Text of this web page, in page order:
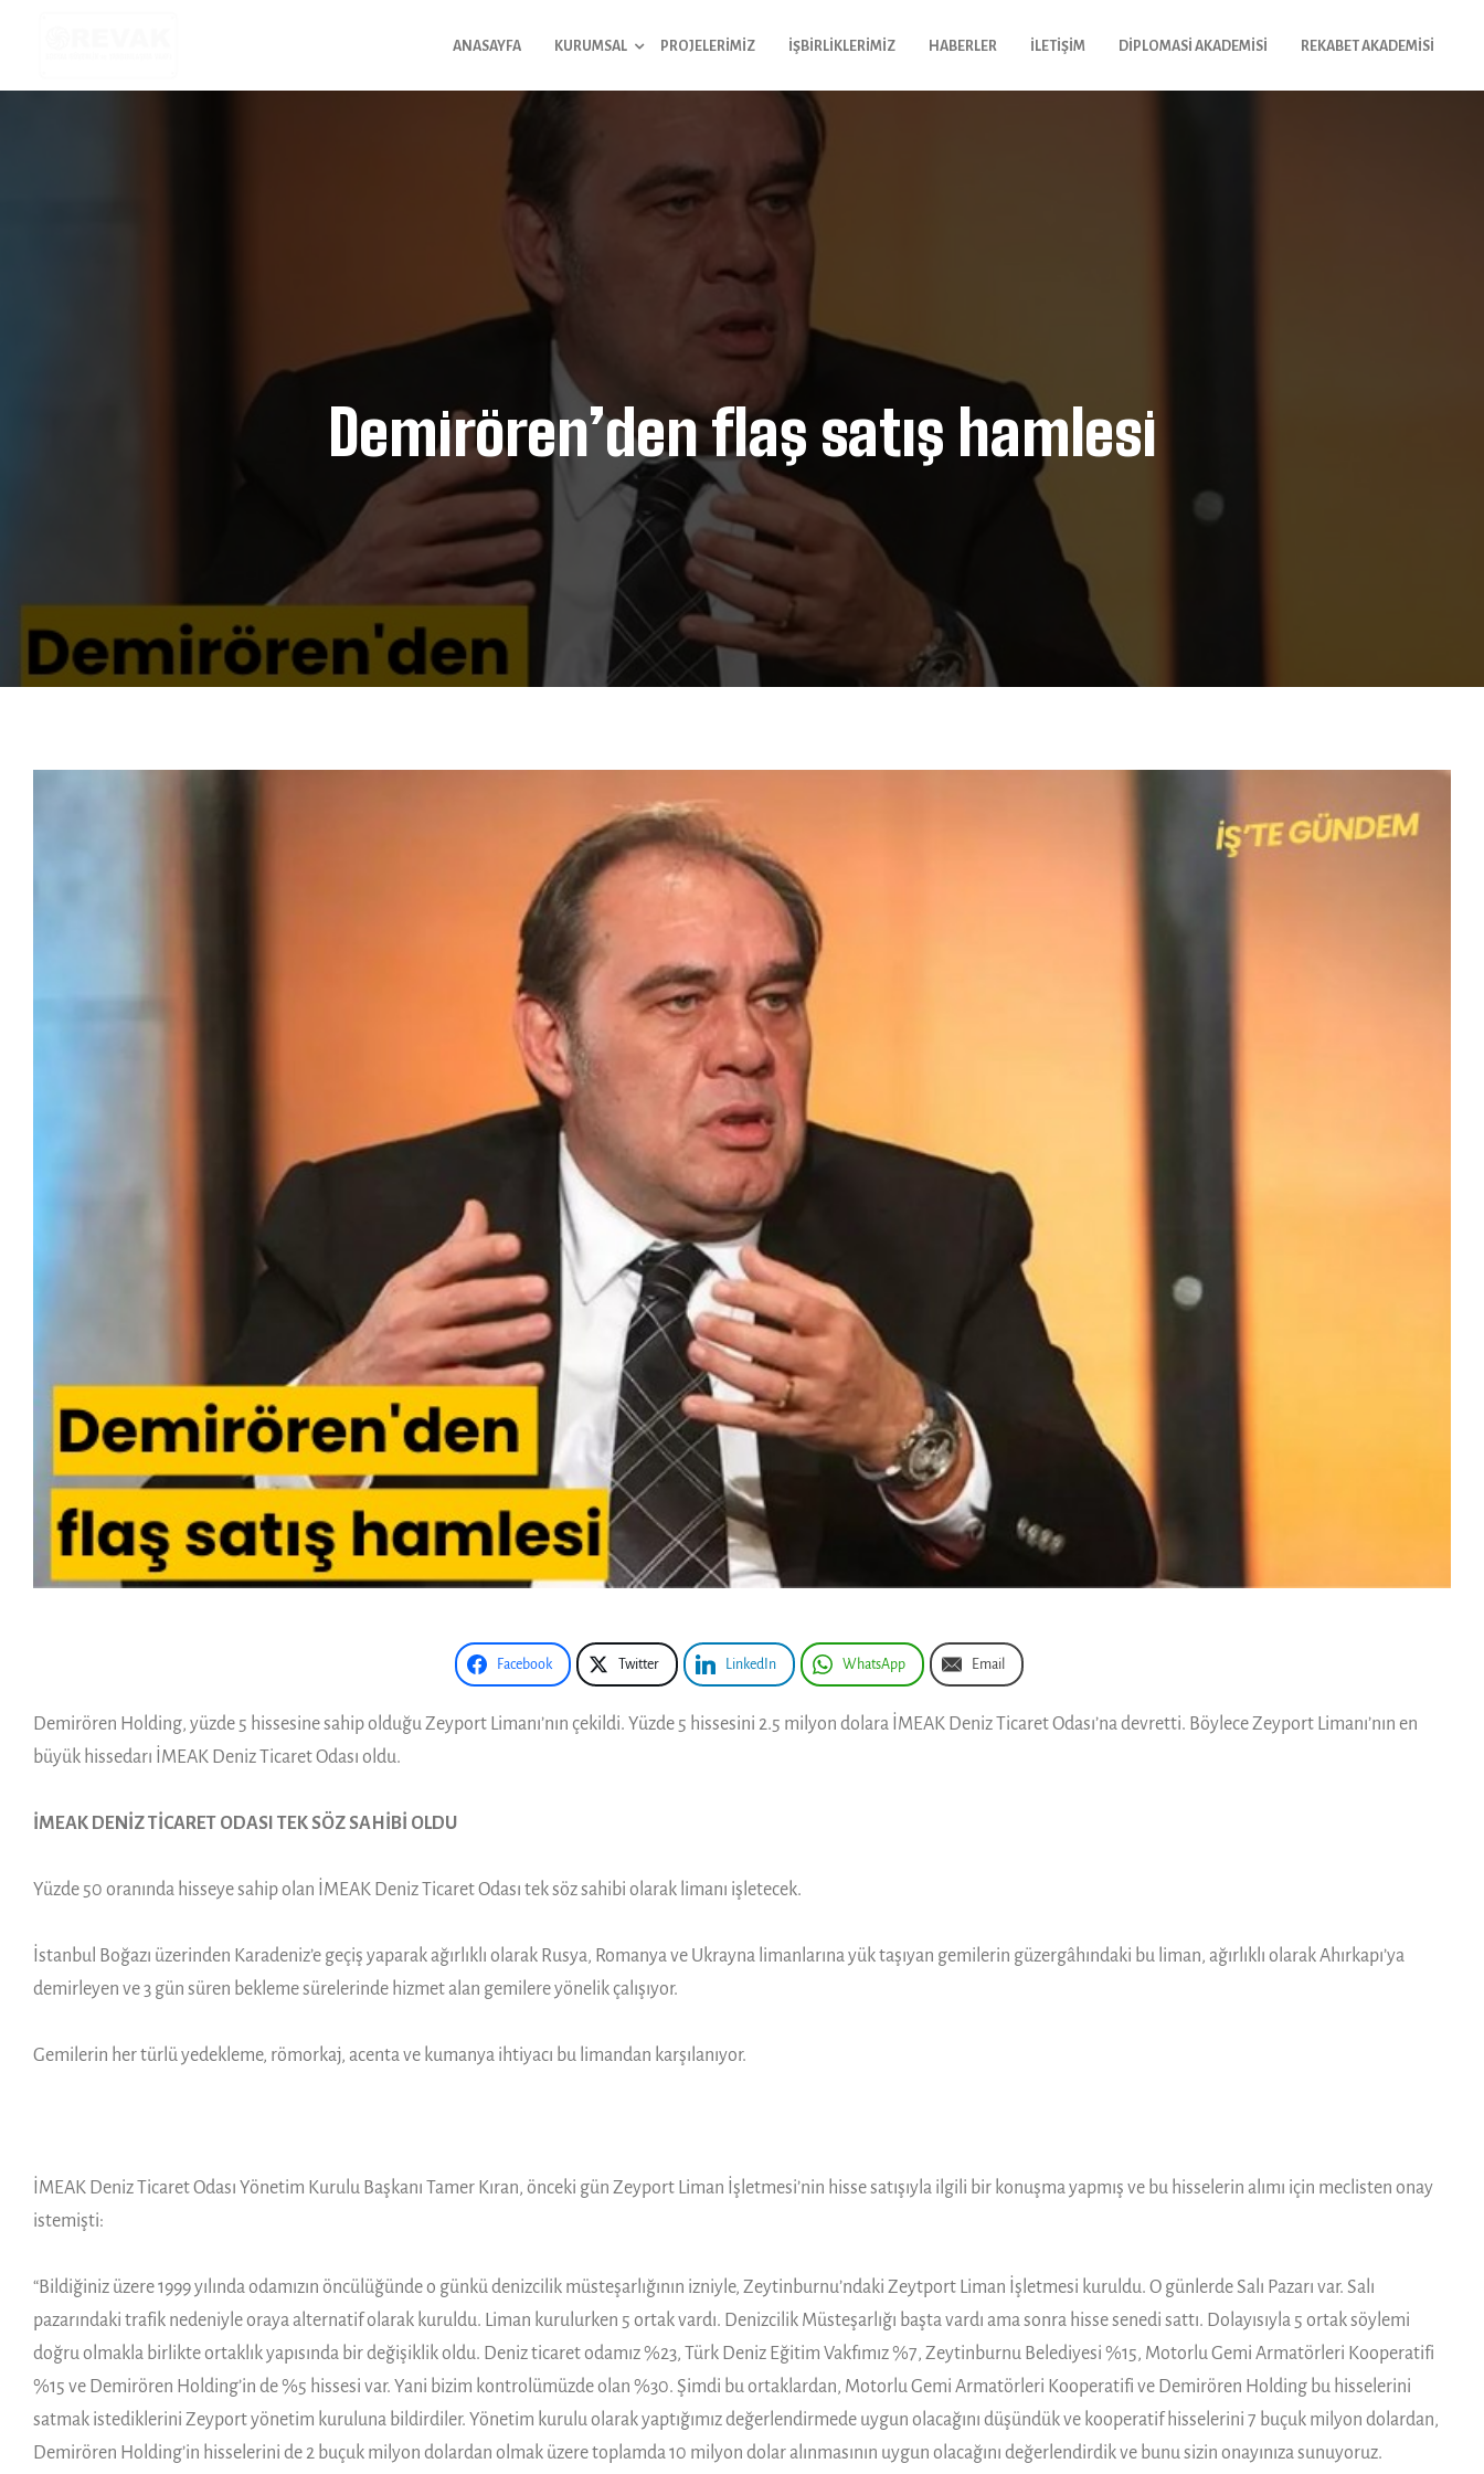
ANASAYFA KURUMSAL PROJELERIMIZ İŞBIRLIKLERIMIZ HABERLER İLETIŞIM DIPLOMASI AKADEMISI REKABET AKADEMISI
Demirören’den flaş satış hamlesi
Facebook Twitter LinkedIn WhatsApp Email
Demirören Holding, yüzde 5 hissesine sahip olduğu Zeyport Limanı’nın çekildi. Yüzde 5 hissesini 2.5 milyon dolara İMEAK Deniz Ticaret Odası’na devretti. Böylece Zeyport Limanı’nın en
büyük hissedarı İMEAK Deniz Ticaret Odası oldu.
İMEAK DENİZ TİCARET ODASI TEK SÖZ SAHİBİ OLDU
Yüzde 50 oranında hisseye sahip olan İMEAK Deniz Ticaret Odası tek söz sahibi olarak limanı işletecek.
İstanbul Boğazı üzerinden Karadeniz’e geçiş yaparak ağırlıklı olarak Rusya, Romanya ve Ukrayna limanlarına yük taşıyan gemilerin güzergâhındaki bu liman, ağırlıklı olarak Ahırkapı’ya
demirleyen ve 3 gün süren bekleme sürelerinde hizmet alan gemilere yönelik çalışıyor.
Gemilerin her türlü yedekleme, römorkaj, acenta ve kumanya ihtiyacı bu limandan karşılanıyor.
İMEAK Deniz Ticaret Odası Yönetim Kurulu Başkanı Tamer Kıran, önceki gün Zeyport Liman İşletmesi’nin hisse satışıyla ilgili bir konuşma yapmış ve bu hisselerin alımı için meclisten onay
istemişti:
“Bildiğiniz üzere 1999 yılında odamızın öncülüğünde o günkü denizcilik müsteşarlığının izniyle, Zeytinburnu’ndaki Zeytport Liman İşletmesi kuruldu. O günlerde Salı Pazarı var. Salı
pazarındaki trafik nedeniyle oraya alternatif olarak kuruldu. Liman kurulurken 5 ortak vardı. Denizcilik Müsteşarlığı başta vardı ama sonra hisse senedi sattı. Dolayısıyla 5 ortak söylemi
doğru olmakla birlikte ortaklık yapısında bir değişiklik oldu. Deniz ticaret odamız %23, Türk Deniz Eğitim Vakfımız %7, Zeytinburnu Belediyesi %15, Motorlu Gemi Armatörleri Kooperatifi
%15 ve Demirören Holding’in de %5 hissesi var. Yani bizim kontrolümüzde olan %30. Şimdi bu ortaklardan, Motorlu Gemi Armatörleri Kooperatifi ve Demirören Holding bu hisselerini
satmak istediklerini Zeyport yönetim kuruluna bildirdiler. Yönetim kurulu olarak yaptığımız değerlendirmede uygun olacağını düşündük ve kooperatif hisselerini 7 buçuk milyon dolardan,
Demirören Holding’in hisselerini de 2 buçuk milyon dolardan olmak üzere toplamda 10 milyon dolar alınmasının uygun olacağını değerlendirdik ve bunu sizin onayınıza sunuyoruz.